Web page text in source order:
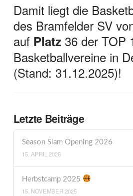
Damit liegt die
des Bramfelder SV
auf Platz 36 der TOP
Basketballvereine in
(Stand: 31.12.2025)!
Letzte Beiträge
Season Slam Opening 2026
15. APRIL 2026
Herbstcamp 2025
15. NOVEMBER 2025